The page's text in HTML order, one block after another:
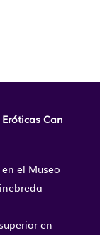
Can
el Museo
en